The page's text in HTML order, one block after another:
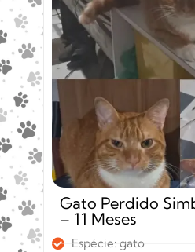
Gato Perdido
– 11 Meses
Espécie: gato